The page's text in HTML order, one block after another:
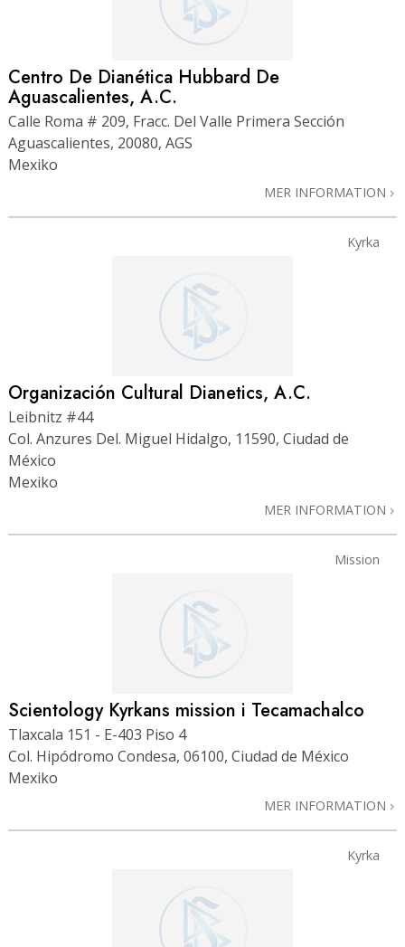
Centro De Dianética Hubbard De
Aguascalientes, A.C.
Calle Roma # 209, Fracc. Del Valle Primera Sección
Aguascalientes, 20080, AGS
Mexiko
MER INFORMATION
Kyrka
Organización Cultural Dianetics, A.C.
Leibnitz #44
Col. Anzures Del. Miguel Hidalgo, 11590, Ciudad de
México
Mexiko
MER INFORMATION
Mission
Scientology Kyrkans mission i Tecamachalco
Tlaxcala 151 - E-403 Piso 4
Col. Hipódromo Condesa, 06100, Ciudad de México
Mexiko
MER INFORMATION
Kyrka